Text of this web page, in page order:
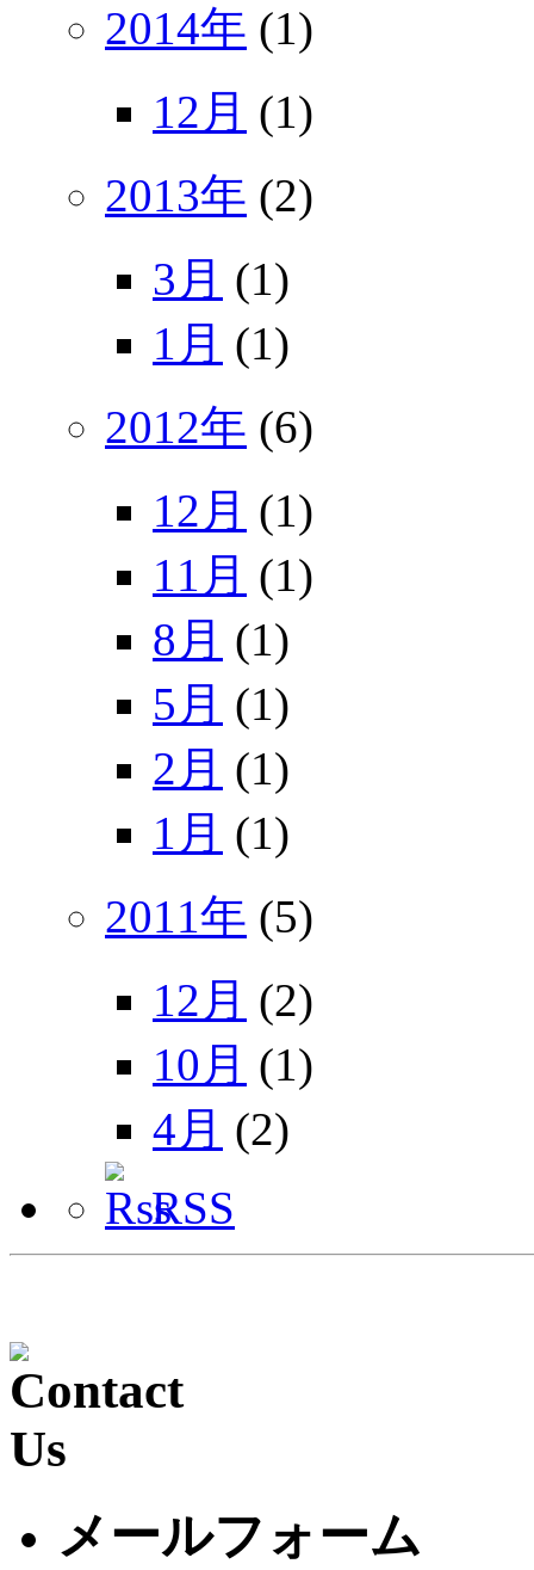
2014年 (1)
12月 (1)
2013年 (2)
3月 (1)
1月 (1)
2012年 (6)
12月 (1)
11月 (1)
8月 (1)
5月 (1)
2月 (1)
1月 (1)
2011年 (5)
12月 (2)
10月 (1)
4月 (2)
RSS
メールフォーム